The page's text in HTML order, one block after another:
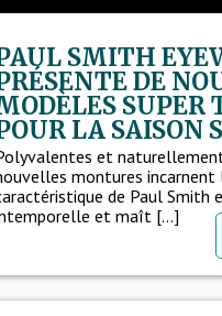
SMITH
DE
SUPER
LA SAISON
et
montures incarnent
de Paul Smith
et maît [...]